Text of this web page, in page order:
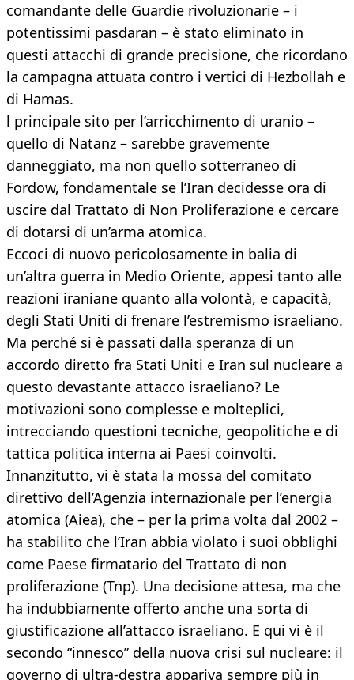
comandante delle Guardie rivoluzionarie – i
potentissimi pasdaran – è stato eliminato in
questi attacchi di grande precisione, che ricordano
la campagna attuata contro i vertici di Hezbollah e
di Hamas.
l principale sito per l’arricchimento di uranio –
quello di Natanz – sarebbe gravemente
danneggiato, ma non quello sotterraneo di
Fordow, fondamentale se l’Iran decidesse ora di
uscire dal Trattato di Non Proliferazione e cercare
di dotarsi di un’arma atomica.
Eccoci di nuovo pericolosamente in balia di
un’altra guerra in Medio Oriente, appesi tanto alle
reazioni iraniane quanto alla volontà, e capacità,
degli Stati Uniti di frenare l’estremismo israeliano.
Ma perché si è passati dalla speranza di un
accordo diretto fra Stati Uniti e Iran sul nucleare a
questo devastante attacco israeliano? Le
motivazioni sono complesse e molteplici,
intrecciando questioni tecniche, geopolitiche e di
tattica politica interna ai Paesi coinvolti.
Innanzitutto, vi è stata la mossa del comitato
direttivo dell’Agenzia internazionale per l’energia
atomica (Aiea), che – per la prima volta dal 2002 –
ha stabilito che l’Iran abbia violato i suoi obblighi
come Paese firmatario del Trattato di non
proliferazione (Tnp). Una decisione attesa, ma che
ha indubbiamente offerto anche una sorta di
giustificazione all’attacco israeliano. E qui vi è il
secondo “innesco” della nuova crisi sul nucleare: il
governo di ultra-destra appariva sempre più in